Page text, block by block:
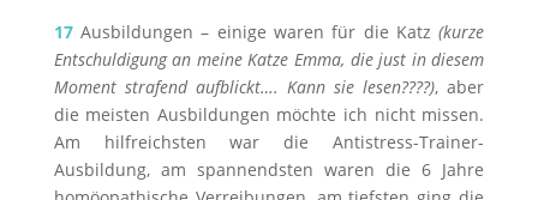
17Ausbildungen – einige waren für die Katz(kurze
Entschuldigung an meine Katze Emma, die just in diesem
Moment strafend aufblickt…. Kann sie lesen????), aber
die meisten Ausbildungen möchte ich nicht missen.
Am hilfreichsten war die Antistress-Trainer-
Ausbildung, am spannendsten waren die 6 Jahre